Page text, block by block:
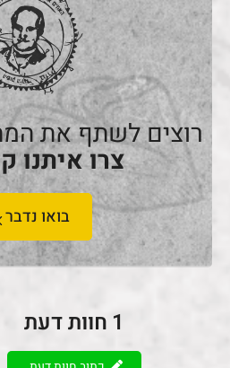
רוצים לשתף את
צרו איתנו
בואו נדבר
1 חוות דעת